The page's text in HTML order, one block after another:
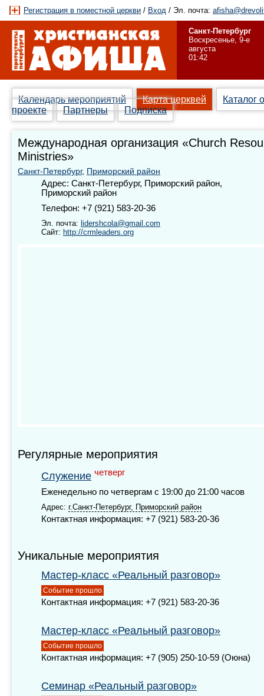
Регистрация в поместной церкви / Вход / Эл. почта:
Санкт-Петербург
Воскресенье, 9-е
августа
01:42
Календарь мероприятий Карта церквей
Каталог
проекте
Партнеры Подписка
Международная организация «Church
Ministries»
Санкт-Петербург, Приморский район
Адрес: Санкт-Петербург, Приморский район,
Приморский район
Телефон: +7 (921) 583-20-36
Эл. почта: lidershcola@gmail.com
Сайт: http://crmleaders.org
Регулярные мероприятия
Служение четверг
Еженедельно по четвергам с 19:00 до 21:00 часов
Адрес: г.Санкт-Петербург, Приморский район
Контактная информация: +7 (921) 583-20-36
Уникальные мероприятия
Мастер-класс «Реальный разговор»
Событие прошло
Контактная информация: +7 (921) 583-20-36
Мастер-класс «Реальный разговор»
Событие прошло
Контактная информация: +7 (905) 250-10-59 (Оюна)
Семинар «Реальный разговор»